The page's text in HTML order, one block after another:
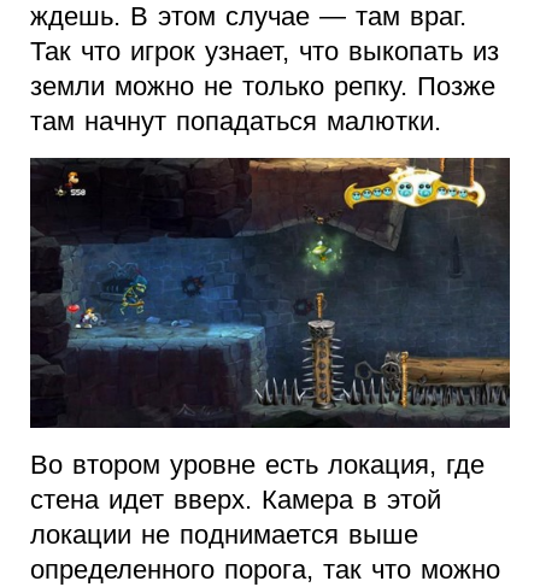
ждешь. В этом случае — там враг.
Так что игрок узнает, что выкопать из
земли можно не только репку. Позже
там начнут попадаться малютки.
Во втором уровне есть локация, где
стена идет вверх. Камера в этой
локации не поднимается выше
определенного порога, так что можно